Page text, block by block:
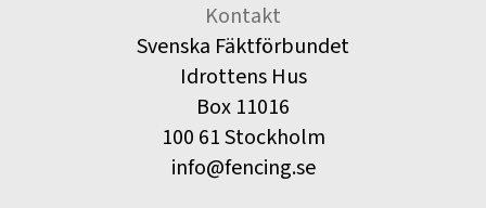
Kontakt
Svenska Fäktförbundet
Idrottens Hus
Box 11016
100 61 Stockholm
info@fencing.se